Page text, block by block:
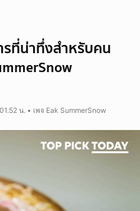
รที่น่าทึ่งสำหรับคน
น. • เพจ Eak SummerSnow